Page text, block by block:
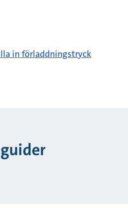
in förladdningstryck